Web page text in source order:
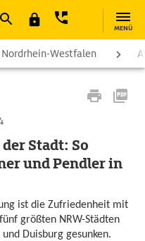
MENÜ
Nordrhein-Westfalen
Stadt: So
und Pendler in
ist die Zufriedenheit mit
größten NRW-Städten
Duisburg gesunken.